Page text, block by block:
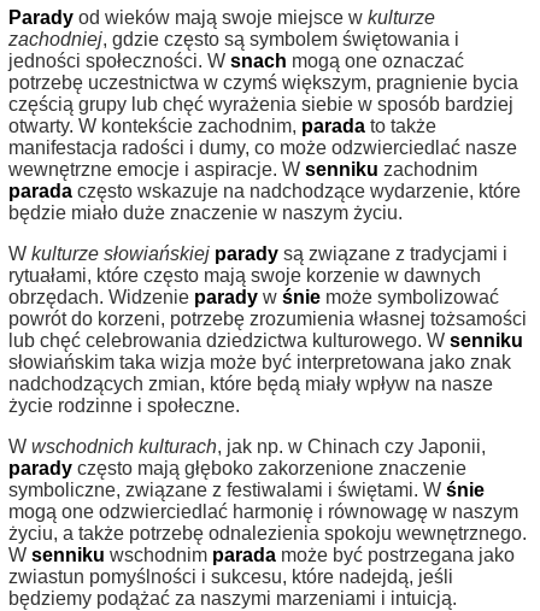
Parady od wieków mają swoje miejsce w kulturze
zachodniej, gdzie często są symbolem świętowania i
jedności społeczności. W snach mogą one oznaczać
potrzebę uczestnictwa w czymś większym, pragnienie bycia
częścią grupy lub chęć wyrażenia siebie w sposób bardziej
otwarty. W kontekście zachodnim, parada to także
manifestacja radości i dumy, co może odzwierciedlać nasze
wewnętrzne emocje i aspiracje. W senniku zachodnim
parada często wskazuje na nadchodzące wydarzenie, które
będzie miało duże znaczenie w naszym życiu.
W kulturze słowiańskiej parady są związane z tradycjami i
rytuałami, które często mają swoje korzenie w dawnych
obrzędach. Widzenie parady w śnie może symbolizować
powrót do korzeni, potrzebę zrozumienia własnej tożsamości
lub chęć celebrowania dziedzictwa kulturowego. W senniku
słowiańskim taka wizja może być interpretowana jako znak
nadchodzących zmian, które będą miały wpływ na nasze
życie rodzinne i społeczne.
W wschodnich kulturach, jak np. w Chinach czy Japonii,
parady często mają głęboko zakorzenione znaczenie
symboliczne, związane z festiwalami i świętami. W śnie
mogą one odzwierciedlać harmonię i równowagę w naszym
życiu, a także potrzebę odnalezienia spokoju wewnętrznego.
W senniku wschodnim parada może być postrzegana jako
zwiastun pomyślności i sukcesu, które nadejdą, jeśli
będziemy podążać za naszymi marzeniami i intuicją.